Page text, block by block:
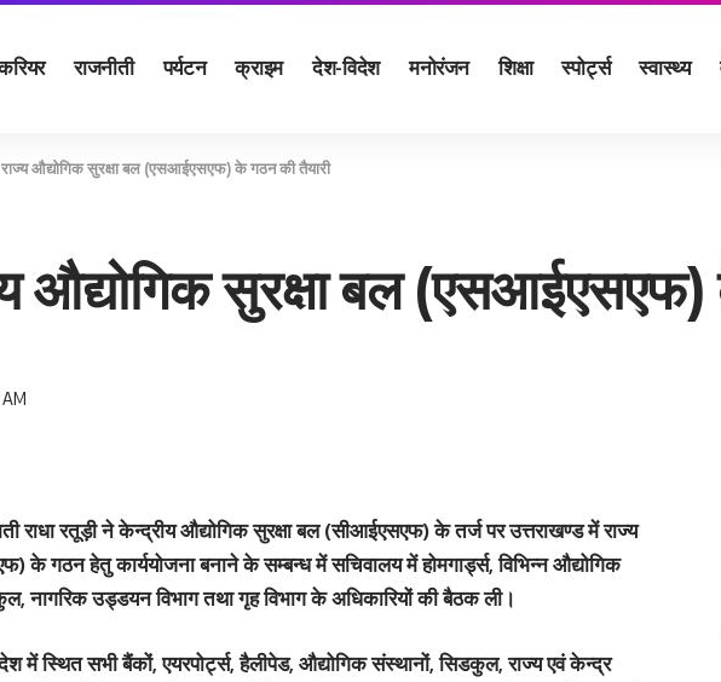
राजनीती पर्यटन क्राइम देश-विदेश मनोरंजन शिक्षा स्पोर्ट्स स्वास्थ्य
औद्योगिक सुरक्षा बल (एसआईएसएफ) के गठन की तैयारी
औद्योगिक सुरक्षा बल
राधा रतूड़ी ने केन्द्रीय औद्योगिक सुरक्षा बल (सीआईएसएफ) के तर्ज पर उत्तराखण्ड में राज्य
के गठन हेतु कार्ययोजना बनाने के सम्बन्ध में सचिवालय में होमगार्ड्स, विभिन्न औद्योगिक
नागरिक उड्डयन विभाग तथा गृह विभाग के अधिकारियों की बैठक ली।
में स्थित सभी बैंकों, एयरपोर्ट्स, हैलीपेड, औद्योगिक संस्थानों, सिडकुल, राज्य एवं केन्द्र